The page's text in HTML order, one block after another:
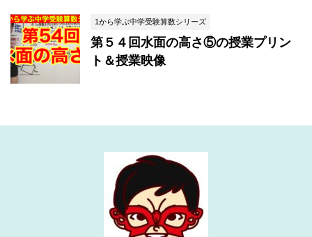
1から学ぶ中学受験算数シリーズ
第５４回水面の高さ⑤の授業プリン
ト＆授業映像